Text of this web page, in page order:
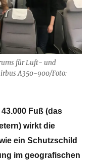
für Luft- und
A350-900/Foto:
Fuß (das
wirkt die
ein Schutzschild
im geografischen